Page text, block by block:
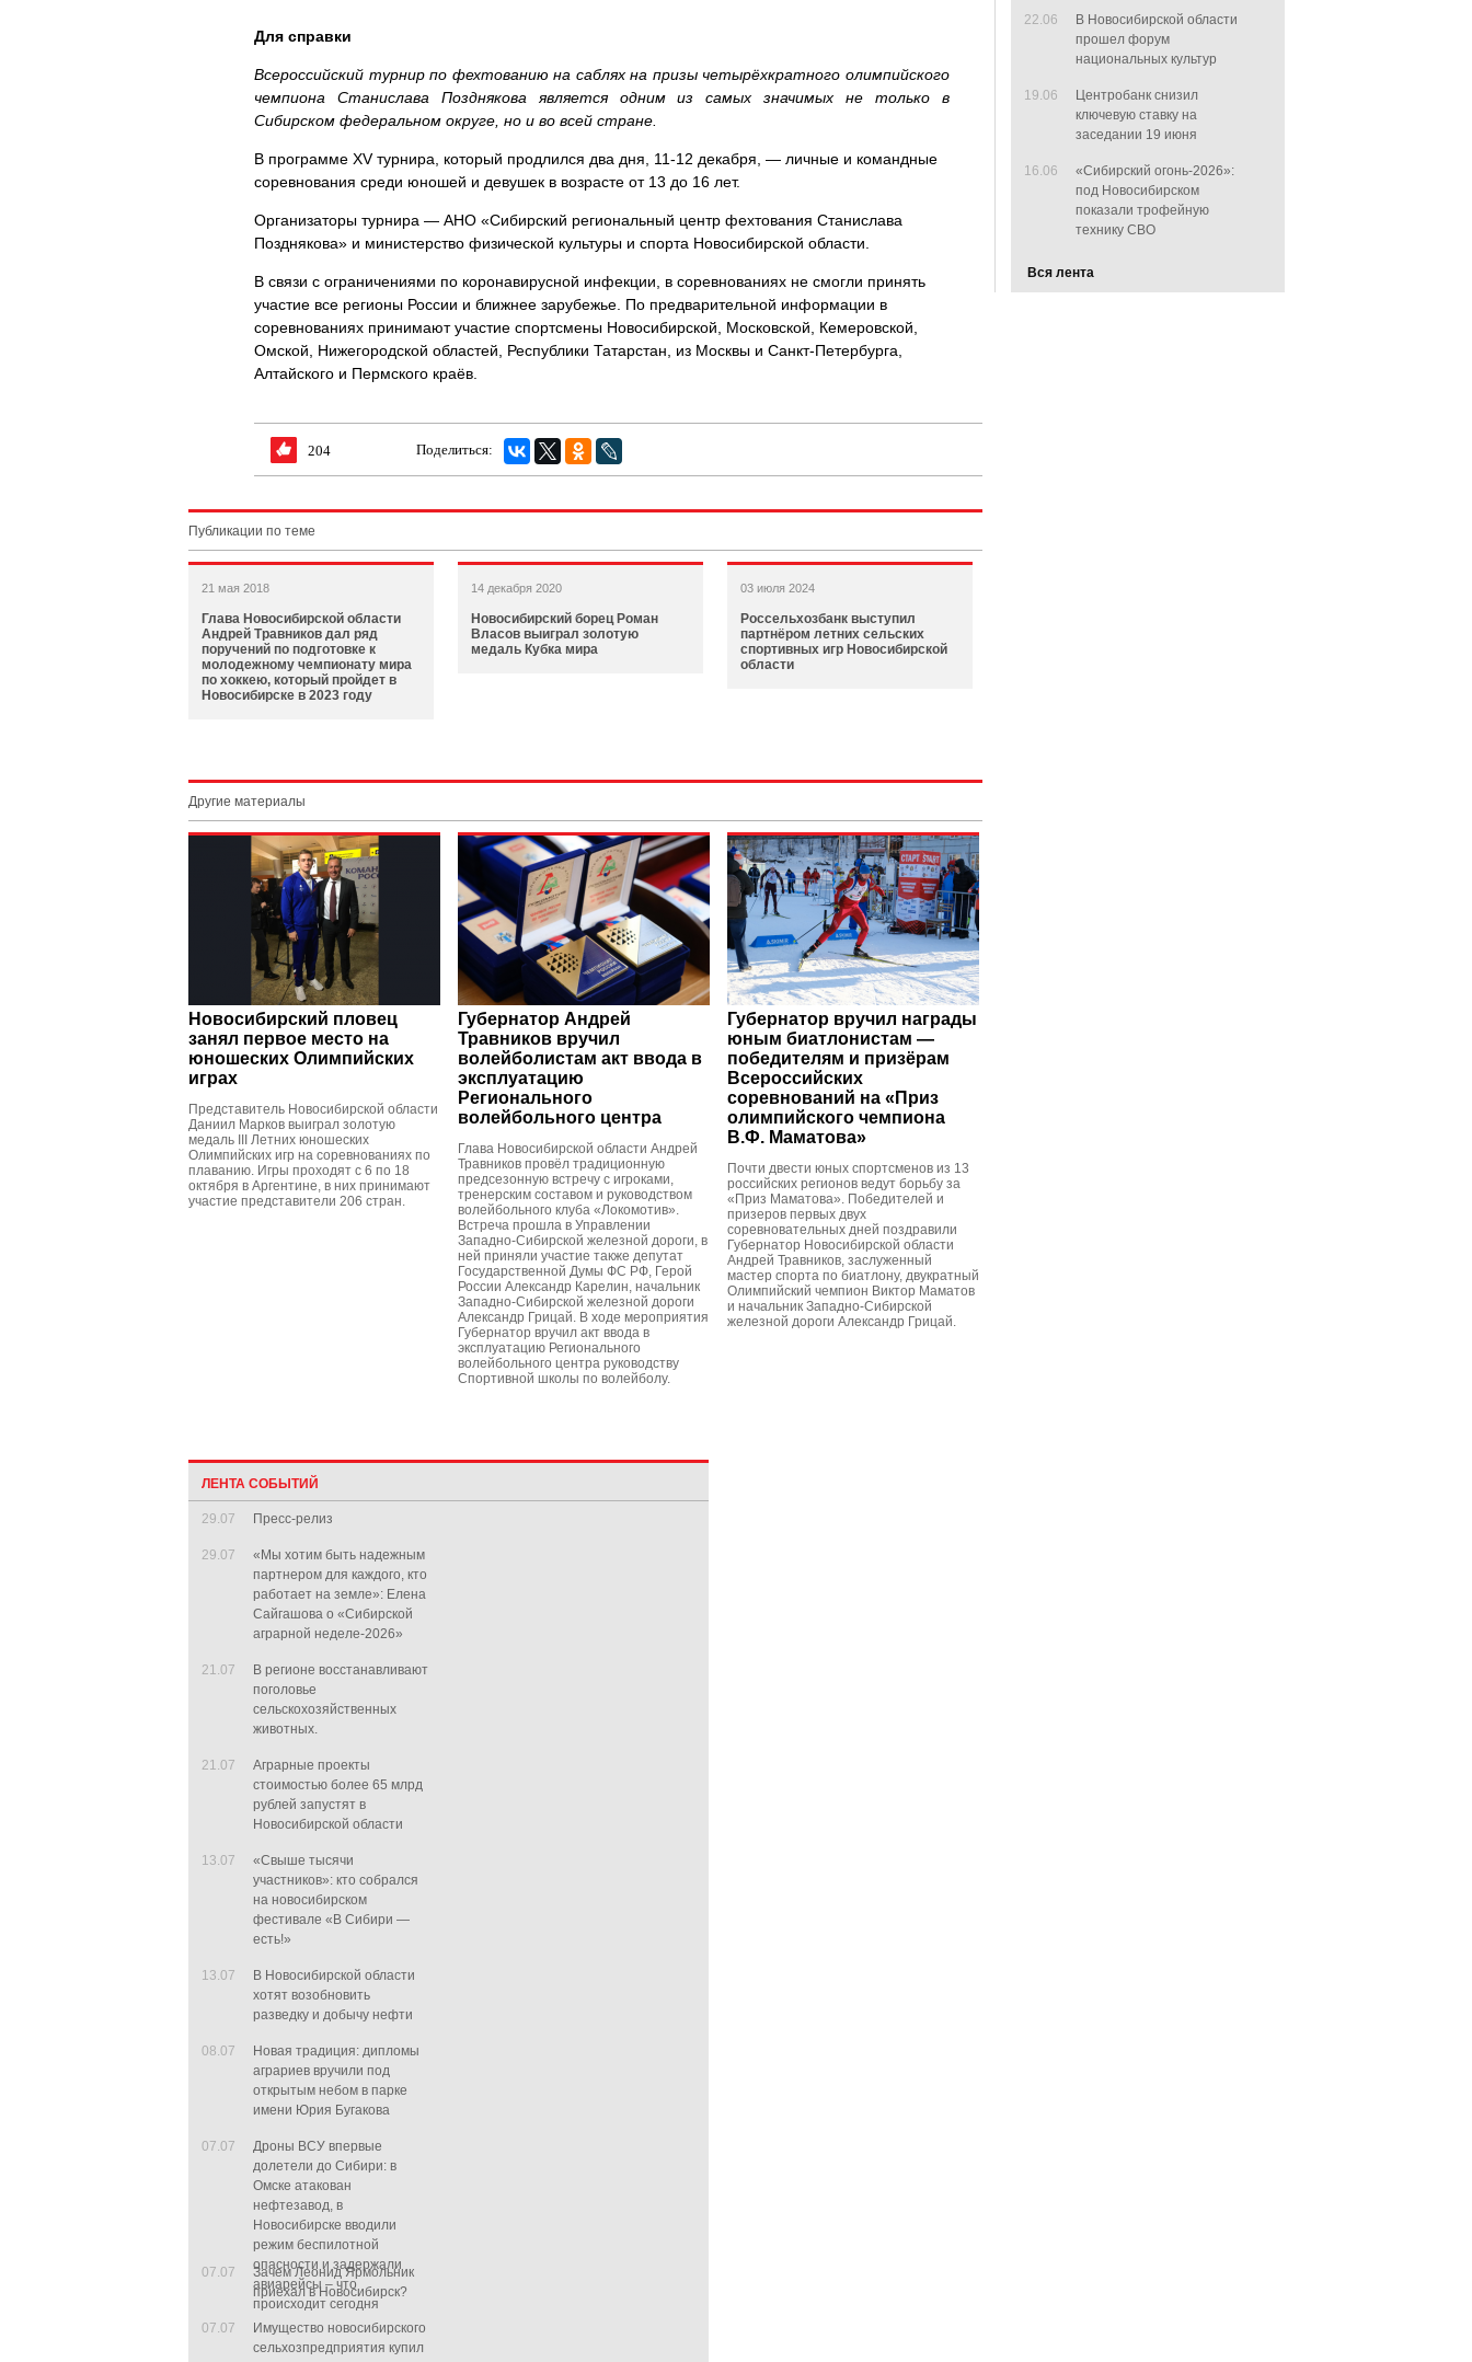
Для справки
Всероссийский турнир по фехтованию на саблях на призы четырёхкратного олимпийского
чемпиона Станислава Позднякова является одним из самых значимых не только в
Сибирском федеральном округе, но и во всей стране.
В программе XV турнира, который продлился два дня, 11-12 декабря, — личные и командные
соревнования среди юношей и девушек в возрасте от 13 до 16 лет.
Организаторы турнира — АНО «Сибирский региональный центр фехтования Станислава
Позднякова» и министерство физической культуры и спорта Новосибирской области.
В связи с ограничениями по коронавирусной инфекции, в соревнованиях не смогли принять
участие все регионы России и ближнее зарубежье. По предварительной информации в
соревнованиях принимают участие спортсмены Новосибирской, Московской, Кемеровской,
Омской, Нижегородской областей, Республики Татарстан, из Москвы и Санкт-Петербурга,
Алтайского и Пермского краёв.
204 Поделиться:
Публикации по теме
21 мая 2018
Глава Новосибирской области
Андрей Травников дал ряд
поручений по подготовке к
молодежному чемпионату мира
по хоккею, который пройдет в
Новосибирске в 2023 году
14 декабря 2020
Новосибирский борец Роман
Власов выиграл золотую
медаль Кубка мира
03 июля 2024
Россельхозбанк выступил
партнёром летних сельских
спортивных игр Новосибирской
области
Другие материалы
Новосибирский пловец
занял первое место на
юношеских Олимпийских
играх
Представитель Новосибирской области
Даниил Марков выиграл золотую
медаль III Летних юношеских
Олимпийских игр на соревнованиях по
плаванию. Игры проходят с 6 по 18
октября в Аргентине, в них принимают
участие представители 206 стран.
Губернатор Андрей
Травников вручил
волейболистам акт ввода в
эксплуатацию
Регионального
волейбольного центра
Глава Новосибирской области Андрей
Травников провёл традиционную
предсезонную встречу с игроками,
тренерским составом и руководством
волейбольного клуба «Локомотив».
Встреча прошла в Управлении
Западно-Сибирской железной дороги, в
ней приняли участие также депутат
Государственной Думы ФС РФ, Герой
России Александр Карелин, начальник
Западно-Сибирской железной дороги
Александр Грицай. В ходе мероприятия
Губернатор вручил акт ввода в
эксплуатацию Регионального
волейбольного центра руководству
Спортивной школы по волейболу.
Губернатор вручил награды
юным биатлонистам —
победителям и призёрам
Всероссийских
соревнований на «Приз
олимпийского чемпиона
В.Ф. Маматова»
Почти двести юных спортсменов из 13
российских регионов ведут борьбу за
«Приз Маматова». Победителей и
призеров первых двух
соревновательных дней поздравили
Губернатор Новосибирской области
Андрей Травников, заслуженный
мастер спорта по биатлону, двукратный
Олимпийский чемпион Виктор Маматов
и начальник Западно-Сибирской
железной дороги Александр Грицай.
ЛЕНТА СОБЫТИЙ
29.07 Пресс-релиз
29.07
«Мы хотим быть надежным
партнером для каждого, кто
работает на земле»: Елена
Сайгашова о «Сибирской
аграрной неделе-2026»
21.07
В регионе восстанавливают
поголовье
сельскохозяйственных
животных.
21.07
Аграрные проекты
стоимостью более 65 млрд
рублей запустят в
Новосибирской области
13.07
«Свыше тысячи
участников»: кто собрался
на новосибирском
фестивале «В Сибири —
есть!»
13.07
В Новосибирской области
хотят возобновить
разведку и добычу нефти
08.07
Новая традиция: дипломы
аграриев вручили под
открытым небом в парке
имени Юрия Бугакова
07.07
Дроны ВСУ впервые
долетели до Сибири: в
Омске атакован
нефтезавод, в
Новосибирске вводили
режим беспилотной
опасности и задержали
авиарейсы – что
происходит сегодня
07.07
Зачем Леонид Ярмольник
приехал в Новосибирск?
07.07
Имущество новосибирского
сельхозпредприятия купил
22.06
В Новосибирской области
прошел форум
национальных культур
19.06
Центробанк снизил
ключевую ставку на
заседании 19 июня
16.06
«Сибирский огонь-2026»:
под Новосибирском
показали трофейную
технику СВО
Вся лента